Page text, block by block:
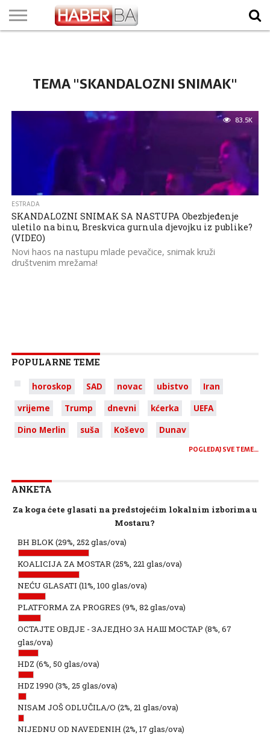
TEMA "SKANDALOZNI SNIMAK"
83.5K
ESTRADA
SKANDALOZNI SNIMAK SA NASTUPA Obezbjeđenje
uletilo na binu, Breskvica gurnula djevojku iz publike?
(VIDEO)
Novi haos na nastupu mlade pevačice, snimak kruži
društvenim mrežama!
POPULARNE TEME
horoskop SAD novac ubistvo
Iran
vrijeme
Trump dnevni kćerka
UEFA
Dino Merlin
suša Koševo Dunav
POGLEDAJ SVE TEME…
ANKETA
Za koga ćete glasati na predstojećim lokalnim izborima u
Mostaru?
BH BLOK(29%, 252 glas/ova)
KOALICIJA ZA MOSTAR(25%, 221 glas/ova)
NEĆU GLASATI (11%, 100 glas/ova)
PLATFORMA ZA PROGRES (9%, 82 glas/ova)
ОСТАЈТЕ ОВДЈЕ - ЗАЈЕДНО ЗА НАШ МОСТАР (8%, 67
glas/ova)
HDZ (6%, 50 glas/ova)
HDZ 1990 (3%, 25 glas/ova)
NISAM JOŠ ODLUČILA/O (2%, 21 glas/ova)
NIJEDNU OD NAVEDENIH (2%, 17 glas/ova)